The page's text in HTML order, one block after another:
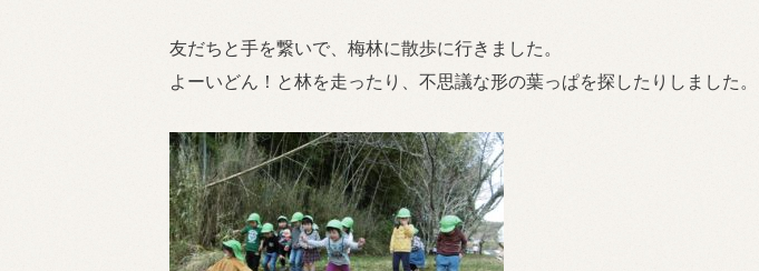
友だちと手を繋いで、梅林に散歩に行きました。
よーいどん！と林を走ったり、不思議な形の葉っぱを探したりしました。